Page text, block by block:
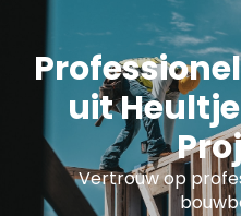
uit
Vertrouw op